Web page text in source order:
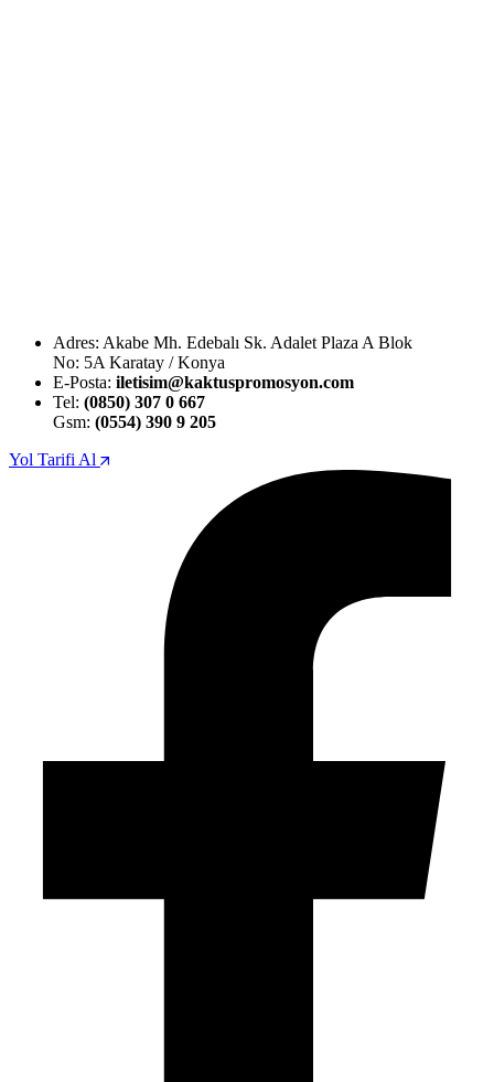
Adres: Akabe Mh. Edebalı Sk. Adalet Plaza A Blok
No: 5A Karatay / Konya
E-Posta: iletisim@kaktuspromosyon.com
Tel: (0850) 307 0 667
Gsm: (0554) 390 9 205
Yol Tarifi Al